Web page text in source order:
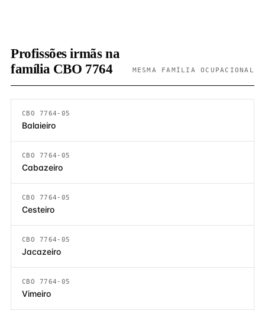
Profissões irmãs na
família CBO 7764
MESMA FAMÍLIA OCUPACIONAL
CBO 7764-05
Balaieiro
CBO 7764-05
Cabazeiro
CBO 7764-05
Cesteiro
CBO 7764-05
Jacazeiro
CBO 7764-05
Vimeiro